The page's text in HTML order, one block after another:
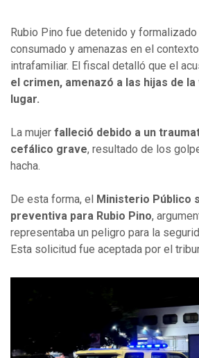
Rubio Pino fue detenido y
consumado y amenazas en el
intrafamiliar. El fiscal detalló que el
el crimen, amenazó a las hijas de la
lugar.
La mujer falleció debido a un
cefálico grave, resultado de los
hacha.
De esta forma, el
Ministerio Público
preventiva para Rubio Pino,
representaba un peligro para la
Esta solicitud fue aceptada por el